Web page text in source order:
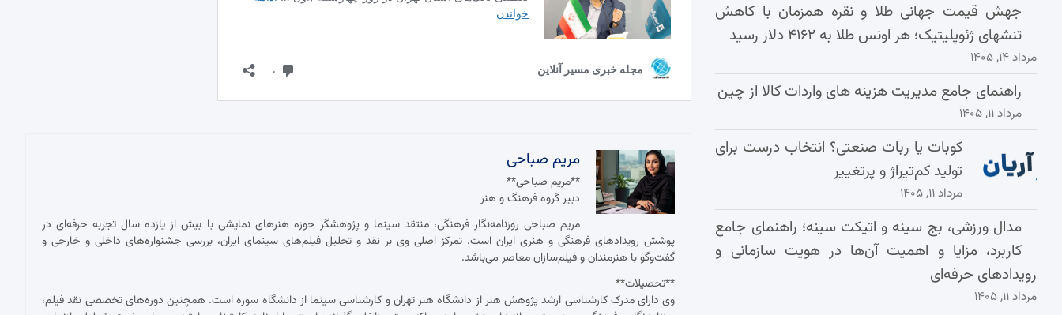
مریم صباحی
**مریم صباحی**
دبیر گروه فرهنگ و هنر
مریم صباحی روزنامه‌نگار فرهنگی، منتقد سینما و پژوهشگر حوزه هنرهای نمایشی با بیش از یازده سال تجربه حرفه‌ای در
پوشش رویدادهای فرهنگی و هنری ایران است. تمرکز اصلی وی بر نقد و تحلیل فیلم‌های سینمای ایران، بررسی جشنواره‌های داخلی و خارجی و
گفت‌وگو با هنرمندان و فیلم‌سازان معاصر می‌باشد.
**تحصیلات**
وی دارای مدرک کارشناسی ارشد پژوهش هنر از دانشگاه هنر تهران و کارشناسی سینما از دانشگاه سوره است. همچنین دوره‌های تخصصی نقد فیلم،
جهش قیمت جهانی طلا و نقره همزمان با کاهش
تنشهای ژئوپلیتیک؛ هر اونس طلا به ۴۱۶۲ دلار رسید
مرداد ۱۴, ۱۴۰۵
راهنمای جامع مدیریت هزینه‌ های واردات کالا از چین
مرداد ۱۱, ۱۴۰۵
کوبات یا ربات صنعتی؟ انتخاب درست برای
تولید کم‌تیراژ و پرتغییر
مرداد ۱۱, ۱۴۰۵
مدال ورزشی، بج سینه و اتیکت سینه؛ راهنمای جامع
کاربرد، مزایا و اهمیت آن‌ها در هویت سازمانی و
رویدادهای حرفه‌ای
مرداد ۱۱, ۱۴۰۵